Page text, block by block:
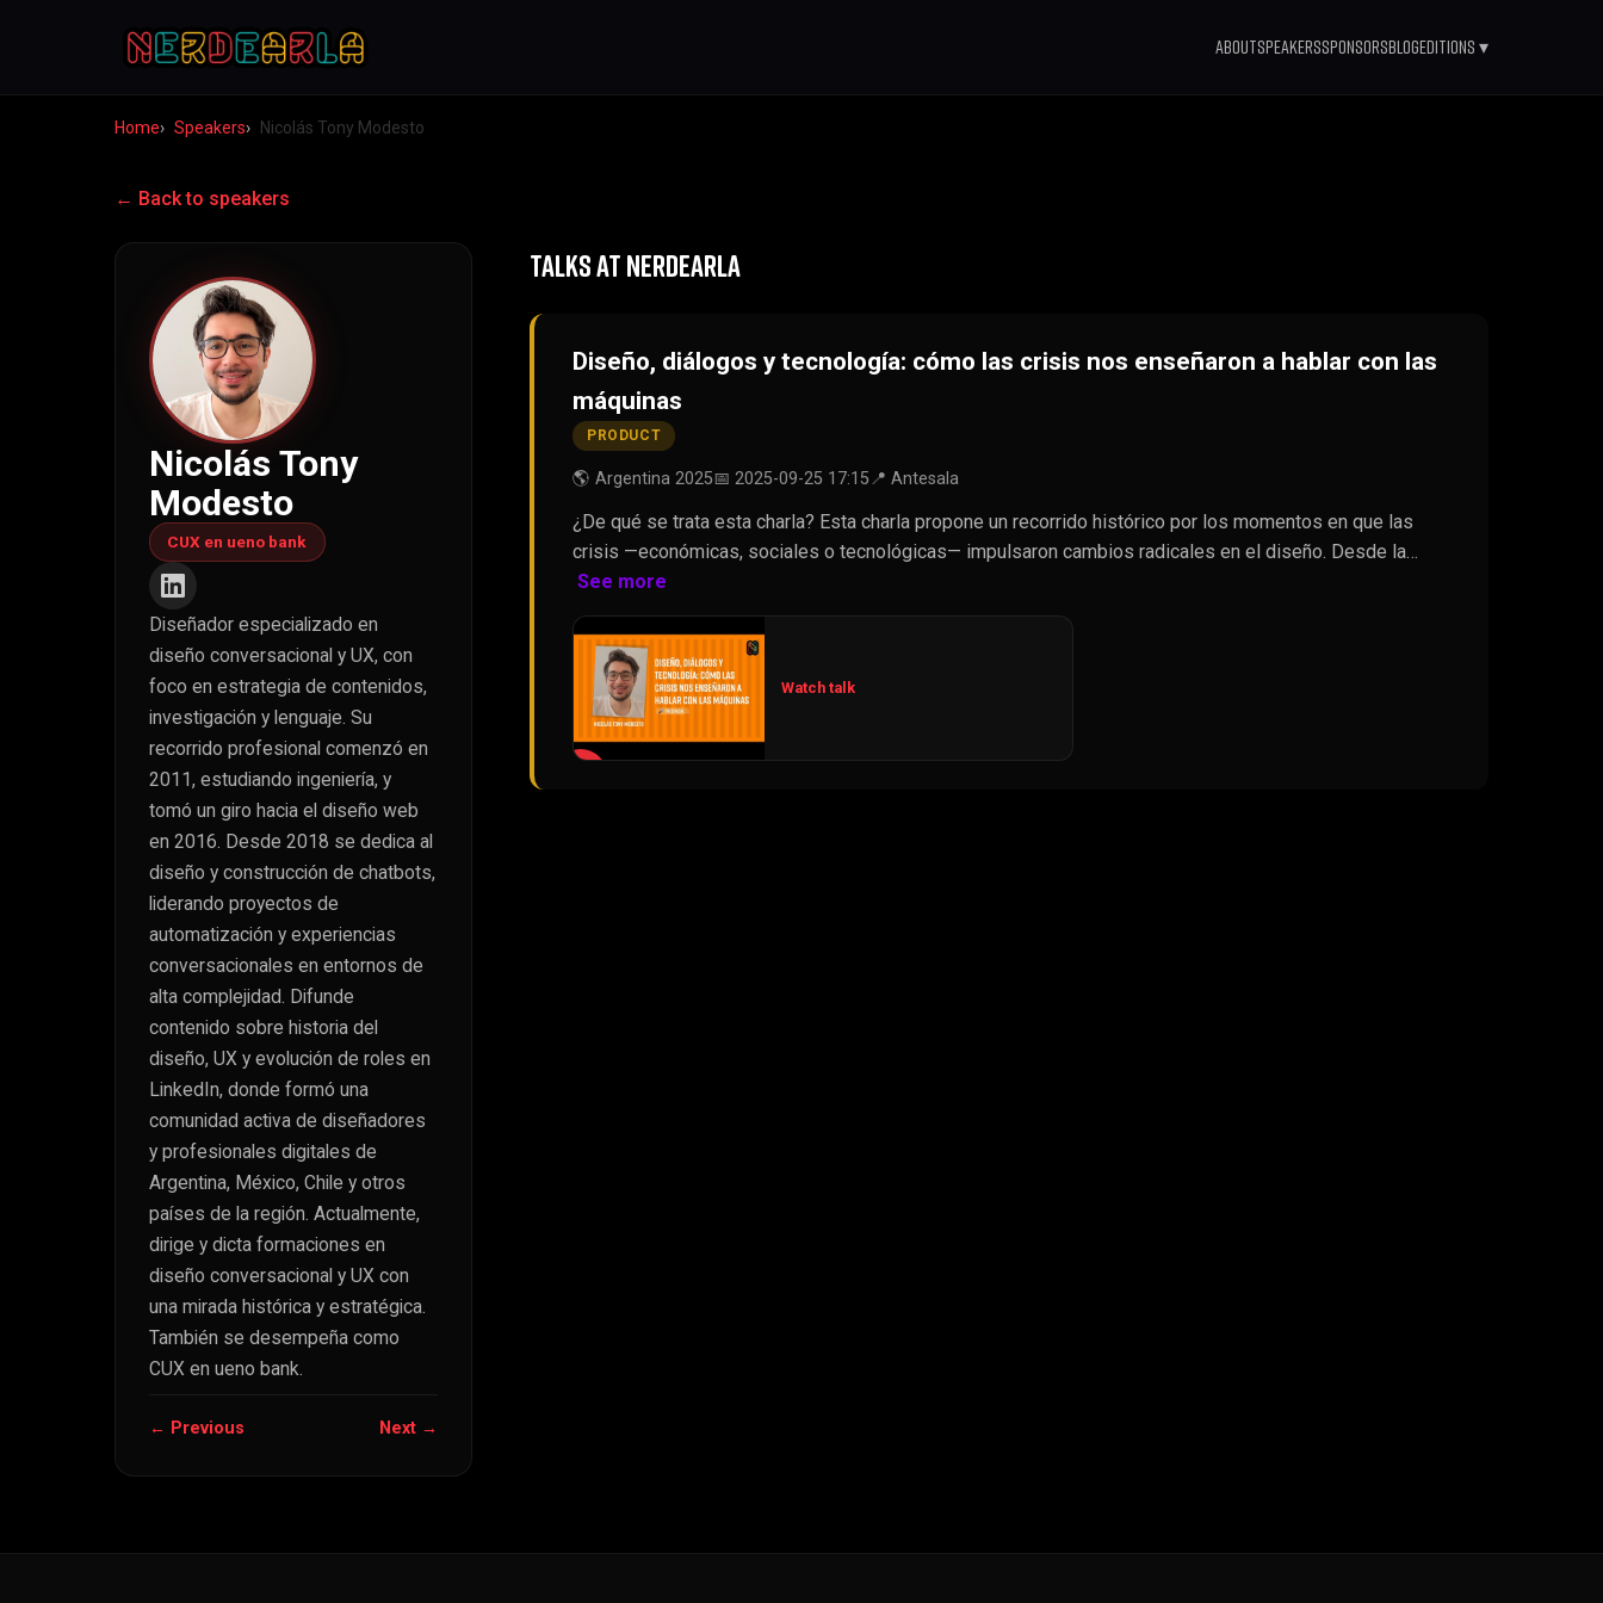
AboutSpeakersSponsorsBlogEditions ▾
Home Speakers Nicolás Tony Modesto
← Back to speakers
Nicolás Tony
Modesto
CUX en ueno bank
Diseñador especializado en
diseño conversacional y UX, con
foco en estrategia de contenidos,
investigación y lenguaje. Su
recorrido profesional comenzó en
2011, estudiando ingeniería, y
tomó un giro hacia el diseño web
en 2016. Desde 2018 se dedica al
diseño y construcción de chatbots,
liderando proyectos de
automatización y experiencias
conversacionales en entornos de
alta complejidad. Difunde
contenido sobre historia del
diseño, UX y evolución de roles en
LinkedIn, donde formó una
comunidad activa de diseñadores
y profesionales digitales de
Argentina, México, Chile y otros
países de la región. Actualmente,
dirige y dicta formaciones en
diseño conversacional y UX con
una mirada histórica y estratégica.
También se desempeña como
CUX en ueno bank.
← Previous Next →
TALKS AT NERDEARLA
Diseño, diálogos y tecnología: cómo las crisis nos enseñaron a hablar con las
máquinas
PRODUCT
🌎 Argentina 2025📅 2025-09-25 17:15📍 Antesala
¿De qué se trata esta charla? Esta charla propone un recorrido histórico por los momentos en que las
crisis —económicas, sociales o tecnológicas— impulsaron cambios radicales en el diseño. Desde la…
See more
Watch talk